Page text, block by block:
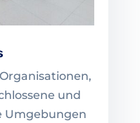
und
Umgebungen